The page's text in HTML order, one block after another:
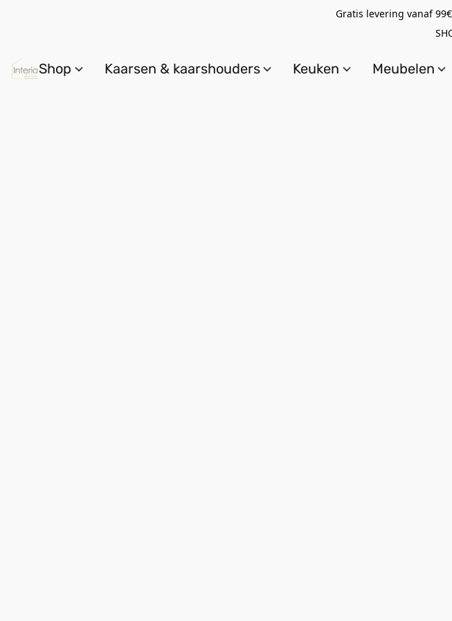
Gratis levering vanaf
Shop Kaarsen & kaarshouders Keuken Meubelen